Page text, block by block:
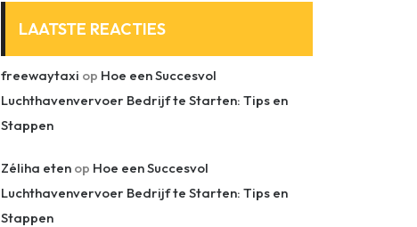
LAATSTE REACTIES
freewaytaxi op Hoe een Succesvol
Luchthavenvervoer Bedrijf te Starten: Tips en
Stappen
Zéliha eten op Hoe een Succesvol
Luchthavenvervoer Bedrijf te Starten: Tips en
Stappen